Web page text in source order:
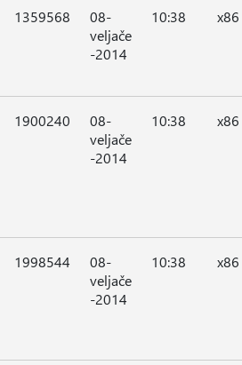
1359568
08-
veljače
-2014
10:38 x86
1900240
08-
veljače
-2014
10:38 x86
1998544
08-
veljače
-2014
10:38 x86